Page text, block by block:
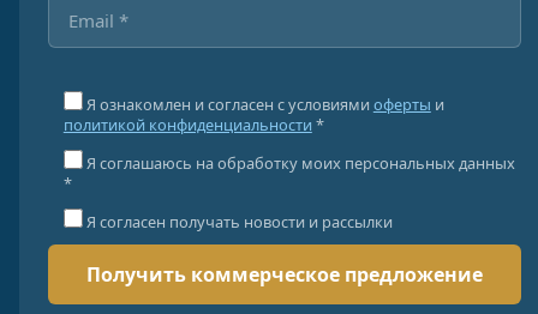
Я ознакомлен и согласен с условиями оферты и
политикой конфиденциальности *
Я соглашаюсь на обработку моих персональных данных
*
Я согласен получать новости и рассылки